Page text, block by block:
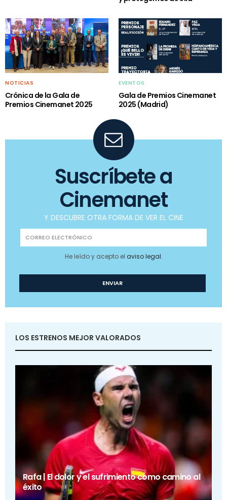
NOTICIAS
Crónica de la Gala de
Premios Cinemanet 2025
EVENTOS
Gala de Premios Cinemanet
2025 (Madrid)
Suscríbete a
Cinemanet
Y DESCUBRE OTRA FORMA DE VER EL CINE
He leído y acepto el aviso legal.
LOS ESTRENOS MEJOR VALORADOS
Rafa | El dolor y el sufrimiento como camino al
éxito